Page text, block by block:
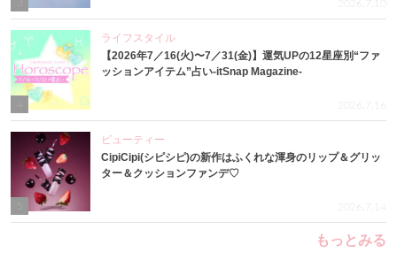
3 2026.7.10
4
ライフスタイル
【2026年7／16(火)〜7／31(金)】運気UPの12星座別“ファ
ッションアイテム”占い-itSnap Magazine-
2026.7.16
ビューティー
CipiCipi(シピシピ)の新作はふくれな渾身のリップ＆グリッ
ター＆クッションファンデ♡
2026.7.14
もっとみる